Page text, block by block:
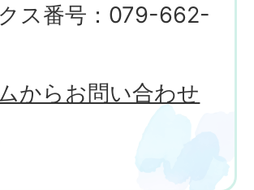
ス番号：079-662-
からお問い合わせ